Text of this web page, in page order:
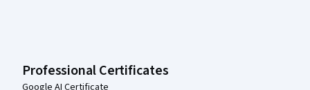
Professional Certificates
Google AI Certificate